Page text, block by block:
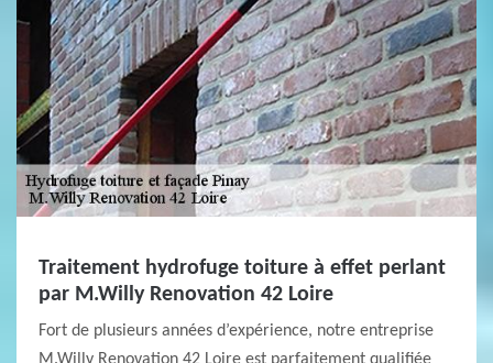
Traitement hydrofuge toiture à effet perlant
par M.Willy Renovation 42 Loire
Fort de plusieurs années d’expérience, notre entreprise